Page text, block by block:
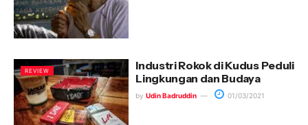
REVIEW
Industri Rokok di Kudus Peduli
Lingkungan dan Budaya
by Udin Badruddin 01/03/2021